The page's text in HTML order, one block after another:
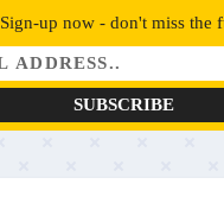
Sign-up now - don't miss the